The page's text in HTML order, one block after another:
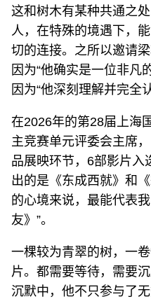
这和树木有某种共通之
人，在特殊的境遇下，
切的连接。之所以邀请
因为“他确实是一位非凡
因为“他深刻理解并完全
在2026年的第28届上海
主竞赛单元评委会主席
品展映环节，6部影片入
出的是《东成西就》和
的心境来说，最能代表
友》”。
一棵较为青翠的树，一
片。都需要等待，需要
沉默中，他不只参与了